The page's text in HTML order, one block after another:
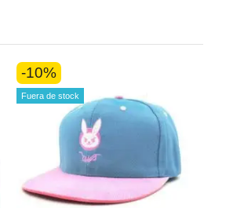
-10%
Fuera de stock